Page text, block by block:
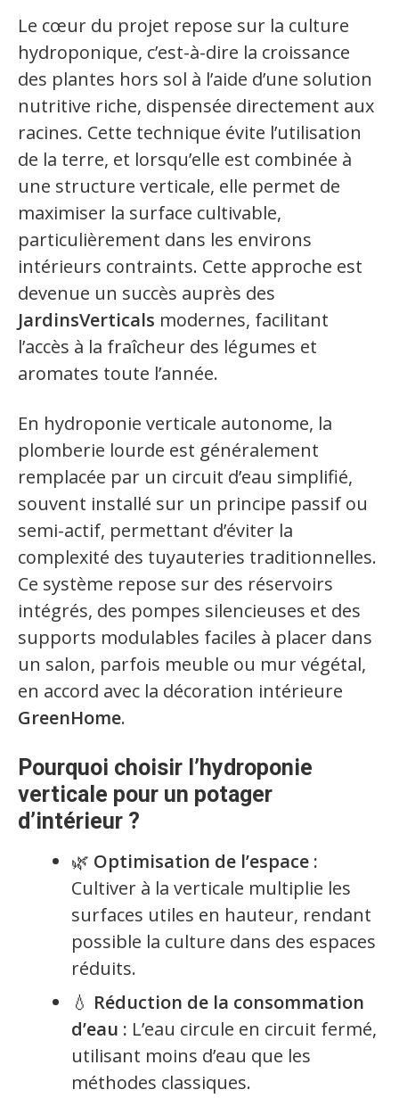
Le cœur du projet repose sur la culture
hydroponique, c’est-à-dire la croissance
des plantes hors sol à l’aide d’une solution
nutritive riche, dispensée directement aux
racines. Cette technique évite l’utilisation
de la terre, et lorsqu’elle est combinée à
une structure verticale, elle permet de
maximiser la surface cultivable,
particulièrement dans les environs
intérieurs contraints. Cette approche est
devenue un succès auprès des
JardinsVerticals modernes, facilitant
l’accès à la fraîcheur des légumes et
aromates toute l’année.
En hydroponie verticale autonome, la
plomberie lourde est généralement
remplacée par un circuit d’eau simplifié,
souvent installé sur un principe passif ou
semi-actif, permettant d’éviter la
complexité des tuyauteries traditionnelles.
Ce système repose sur des réservoirs
intégrés, des pompes silencieuses et des
supports modulables faciles à placer dans
un salon, parfois meuble ou mur végétal,
en accord avec la décoration intérieure
GreenHome.
Pourquoi choisir l’hydroponie
verticale pour un potager
d’intérieur ?
🌿 Optimisation de l’espace :
Cultiver à la verticale multiplie les
surfaces utiles en hauteur, rendant
possible la culture dans des espaces
réduits.
💧 Réduction de la consommation
d’eau : L’eau circule en circuit fermé,
utilisant moins d’eau que les
méthodes classiques.